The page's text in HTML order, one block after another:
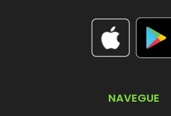
NAVEGUE